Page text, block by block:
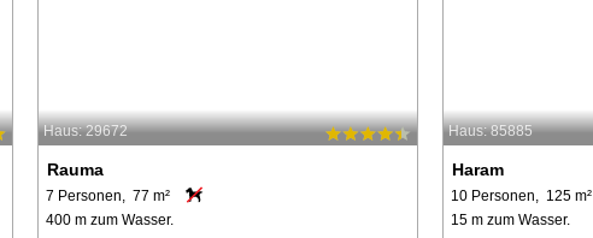
Haus: 29672
Rauma
7 Personen, 77 m²
400 m zum Wasser.
Haus: 85885
Haram
10 Personen, 125 m²
15 m zum Wasser.